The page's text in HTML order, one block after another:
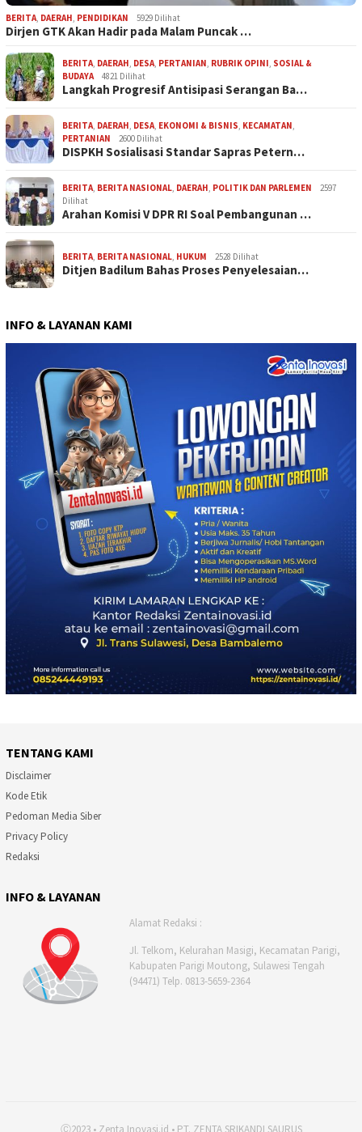
BERITA, DAERAH, PENDIDIKAN 5929 Dilihat
Dirjen GTK Akan Hadir pada Malam Puncak …
BERITA, DAERAH, DESA, PERTANIAN, RUBRIK OPINI, SOSIAL &
BUDAYA
4821 Dilihat
Langkah Progresif Antisipasi Serangan Ba…
BERITA, DAERAH, DESA, EKONOMI & BISNIS, KECAMATAN,
PERTANIAN
2600 Dilihat
DISPKH Sosialisasi Standar Sapras Petern…
BERITA, BERITA NASIONAL, DAERAH, POLITIK DAN PARLEMEN
2597
Dilihat
Arahan Komisi V DPR RI Soal Pembangunan …
BERITA, BERITA NASIONAL, HUKUM 2528 Dilihat
Ditjen Badilum Bahas Proses Penyelesaian…
INFO & LAYANAN KAMI
TENTANG KAMI
Disclaimer
Kode Etik
Pedoman Media Siber
Privacy Policy
Redaksi
INFO & LAYANAN
Alamat Redaksi :
Jl. Telkom, Kelurahan Masigi, Kecamatan Parigi,
Kabupaten Parigi Moutong, Sulawesi Tengah
(94471) Telp. 0813-5659-2364
Ⓒ2023 • Zenta Inovasi.id • PT. ZENTA SRIKANDI SAURUS